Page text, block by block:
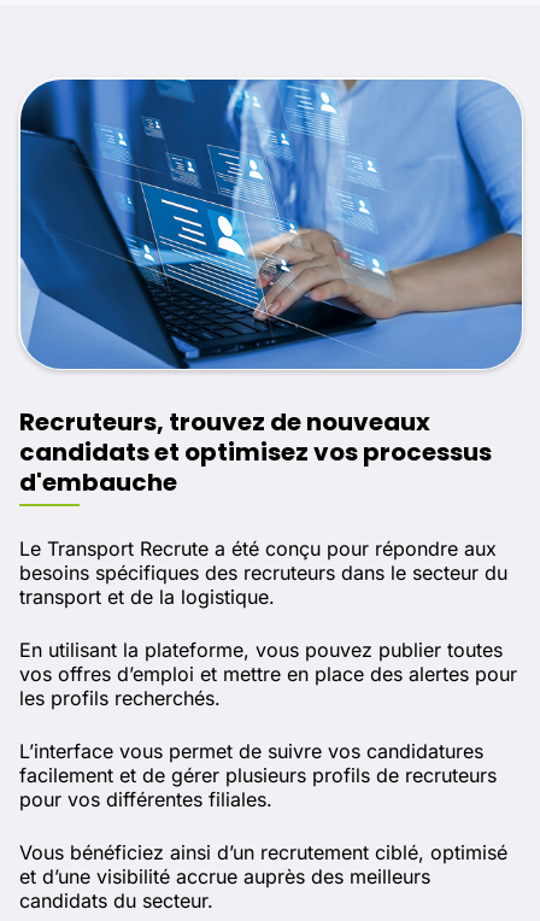
Recruteurs, trouvez de nouveaux
candidats et optimisez vos processus
d'embauche
Le Transport Recrute a été conçu pour répondre aux
besoins spécifiques des recruteurs dans le secteur du
transport et de la logistique.
En utilisant la plateforme, vous pouvez publier toutes
vos offres d’emploi et mettre en place des alertes pour
les profils recherchés.
L’interface vous permet de suivre vos candidatures
facilement et de gérer plusieurs profils de recruteurs
pour vos différentes filiales.
Vous bénéficiez ainsi d’un recrutement ciblé, optimisé
et d’une visibilité accrue auprès des meilleurs
candidats du secteur.